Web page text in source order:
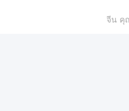
จีน คุ